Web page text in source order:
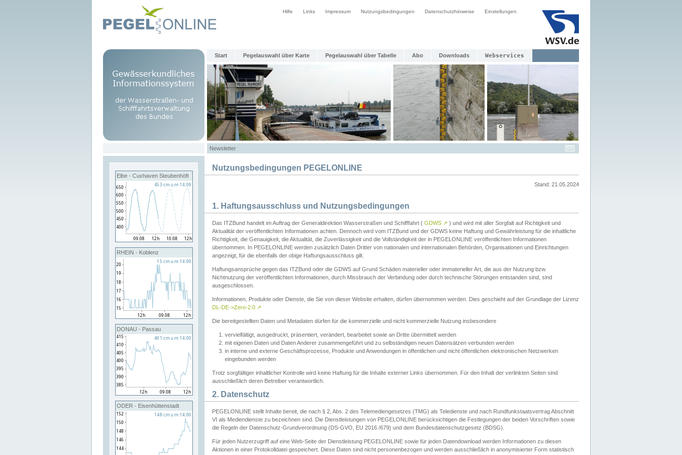
Hilfe Links Impressum Nutzungsbedingungen Datenschutzhinweise Einstellungen
Start Pegelauswahl über Karte Pegelauswahl über Tabelle Abo Downloads Webservices
Newsletter
Elbe - Cuxhaven Steubenhöft
RHEIN - Koblenz
DONAU - Passau
ODER - Eisenhüttenstadt
Nutzungsbedingungen PEGELONLINE
Stand: 21.05.2024
1. Haftungsausschluss und Nutzungsbedingungen
Das ITZBund handelt im Auftrag der Generaldirektion Wasserstraßen und Schifffahrt ( GDWS ↗ ) und wird mit aller Sorgfalt auf Richtigkeit und
Aktualität der veröffentlichten Informationen achten. Dennoch wird vom ITZBund und der GDWS keine Haftung und Gewährleistung für die inhaltliche
Richtigkeit, die Genauigkeit, die Aktualität, die Zuverlässigkeit und die Vollständigkeit der in PEGELONLINE veröffentlichten Informationen
übernommen. In PEGELONLINE werden zusätzlich Daten Dritter von nationalen und internationalen Behörden, Organisationen und Einrichtungen
angezeigt, für die ebenfalls der obige Haftungsausschluss gilt.
Haftungsansprüche gegen das ITZBund oder die GDWS auf Grund Schäden materieller oder immaterieller Art, die aus der Nutzung bzw.
Nichtnutzung der veröffentlichten Informationen, durch Missbrauch der Verbindung oder durch technische Störungen entstanden sind, sind
ausgeschlossen.
Informationen, Produkte oder Dienste, die Sie von dieser Website erhalten, dürfen übernommen werden. Dies geschieht auf der Grundlage der Lizenz
DL-DE->Zero-2.0 ↗
Die bereitgestellten Daten und Metadaten dürfen für die kommerzielle und nicht kommerzielle Nutzung insbesondere
vervielfältigt, ausgedruckt, präsentiert, verändert, bearbeitet sowie an Dritte übermittelt werden
mit eigenen Daten und Daten Anderer zusammengeführt und zu selbständigen neuen Datensätzen verbunden werden
in interne und externe Geschäftsprozesse, Produkte und Anwendungen in öffentlichen und nicht öffentlichen elektronischen Netzwerken
eingebunden werden
Trotz sorgfältiger inhaltlicher Kontrolle wird keine Haftung für die Inhalte externer Links übernommen. Für den Inhalt der verlinkten Seiten sind
ausschließlich deren Betreiber verantwortlich.
2. Datenschutz
PEGELONLINE stellt Inhalte bereit, die nach § 2, Abs. 2 des Telemediengesetzes (TMG) als Teledienste und nach Rundfunkstaatsvertrag Abschnitt
VI als Mediendienste zu bezeichnen sind. Die Dienstleistungen von PEGELONLINE berücksichtigen die Festlegungen der beiden Vorschriften sowie
die Regeln der Datenschutz-Grundverordnung (DS-GVO, EU 2016 /679) und dem Bundesdatenschutzgesetz (BDSG).
Für jeden Nutzerzugriff auf eine Web-Seite der Dienstleistung PEGELONLINE sowie für jeden Datendownload werden Informationen zu diesen
Aktionen in einer Protokolldatei gespeichert. Diese Daten sind nicht personenbezogen und werden ausschließlich in anonymisierter Form statistisch